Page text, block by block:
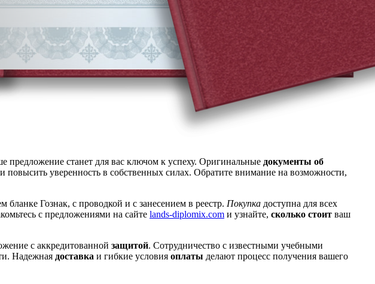
станет для вас ключом к успеху. Оригинальные документы об
повысить уверенность в собственных силах. Обратите внимание на возможности,
Гознак, с проводкой и с занесением в реестр. Покупка доступна для всех
с предложениями на сайте lands-diplomix.com и узнайте, сколько стоит ваш
с аккредитованной защитой. Сотрудничество с известными учебными
Надежная доставка и гибкие условия оплаты делают процесс получения вашего